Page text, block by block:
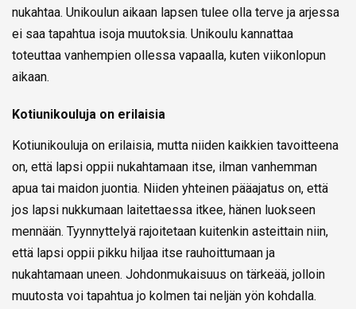
nukahtaa. Unikoulun aikaan lapsen tulee olla terve ja arjessa
ei saa tapahtua isoja muutoksia. Unikoulu kannattaa
toteuttaa vanhempien ollessa vapaalla, kuten viikonlopun
aikaan.
Kotiunikouluja on erilaisia
Kotiunikouluja on erilaisia, mutta niiden kaikkien tavoitteena
on, että lapsi oppii nukahtamaan itse, ilman vanhemman
apua tai maidon juontia. Niiden yhteinen pääajatus on, että
jos lapsi nukkumaan laitettaessa itkee, hänen luokseen
mennään. Tyynnyttelyä rajoitetaan kuitenkin asteittain niin,
että lapsi oppii pikku hiljaa itse rauhoittumaan ja
nukahtamaan uneen. Johdonmukaisuus on tärkeää, jolloin
muutosta voi tapahtua jo kolmen tai neljän yön kohdalla.